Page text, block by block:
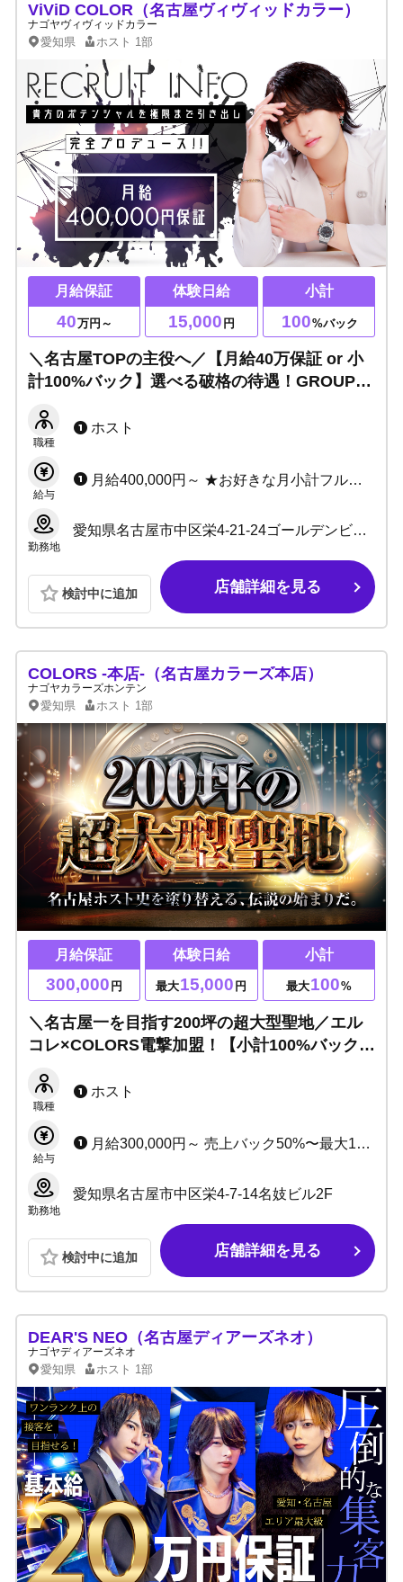
ViViD COLOR（名古屋ヴィヴィッドカラー）
ナゴヤヴィヴィッドカラー
愛知県 ホスト 1部
月給保証
40万円～
体験日給
15,000 円
小計
100%バック
＼名古屋TOPの主役へ／【月給40万保証 or 小
計100%バック】選べる破格の待遇！GROUP売
君の人生を劇的に塗り替えろ！
職種
ホスト
給与
月給400,000円～ ★お好きな月小計フルバック ★各種賞金あり ★経験問わず特別待遇あり
勤務地
愛知県名古屋市中区栄4-21-24ゴールデンビル1F
検討中に追加 店舗詳細を見る
COLORS -本店-（名古屋カラーズ本店）
ナゴヤカラーズホンテン
愛知県 ホスト 1部
月給保証
300,000 円
体験日給
最大15,000 円
小計
最大100%
＼名古屋一を目指す200坪の超大型聖地／エル
コレ×COLORS電撃加盟！【小計100%バックor
へ駆け上がれ！
職種
ホスト
給与
月給300,000円～ 売上バック50%〜最大100% ★各種賞金あり ★経験問わず特別待遇あり
勤務地
愛知県名古屋市中区栄4-7-14名妓ビル2F
検討中に追加 店舗詳細を見る
DEAR'S NEO（名古屋ディアーズネオ）
ナゴヤディアーズネオ
愛知県 ホスト 1部